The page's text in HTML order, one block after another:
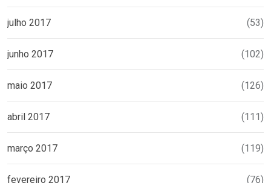
julho 2017 (53)
junho 2017 (102)
maio 2017 (126)
abril 2017 (111)
março 2017 (119)
fevereiro 2017 (76)